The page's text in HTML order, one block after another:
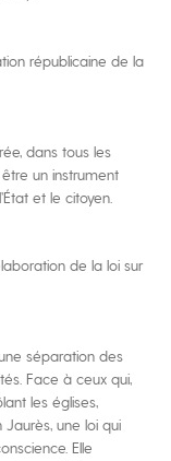
républicaine de la
dans tous les
un instrument
et le citoyen.
de la loi sur
séparation des
Face à ceux qui,
les églises,
Jaurès, une loi qui
Elle